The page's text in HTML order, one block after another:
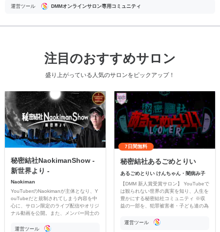
運営ツール DMMオンラインサロン専用コミュニティ
注目のおすすめサロン
盛り上がっている人気のサロンをピックアップ！
秘密結社NaokimanShow -
新世界より -
Naokiman
YouTuberのNaokimanが主体となり、Y
ouTubeだと規制されてしまう内容を中
心に、サロン限定のライブ配信やオリジ
ナル動画を公開。また、メンバー同士の
ただいています。
運営ツール
7日間無料
秘密結社あるごめとりい
あるごめとりい けんちゃん・闇病み子
【DMM 新人賞受賞サロン】 YouTubeで
は観られない世界の真実を知り、人生を
豊かにする秘密結社コミュニティ ※収
益の一部を、犯罪被害者・子ども達の為
す運営ツール